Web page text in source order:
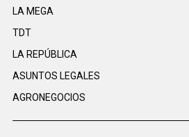
LA MEGA
TDT
LA REPÚBLICA
ASUNTOS LEGALES
AGRONEGOCIOS